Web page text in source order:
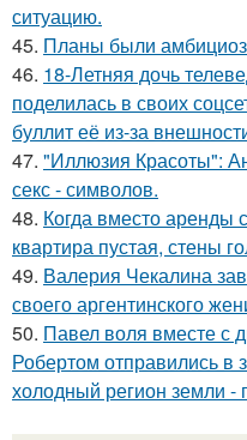
ситуацию.
45. Планы были
46. 18-Летняя дочь
поделилась в своих
буллит её из-за
47. "Иллюзия Красоты":
секс - символов.
48. Когда вместо аренды
квартира пустая, стены
49. Валерия Чекалина
своего аргентинского
50. Павел воля вместе с
Робертом отправились в
холодный регион земли -